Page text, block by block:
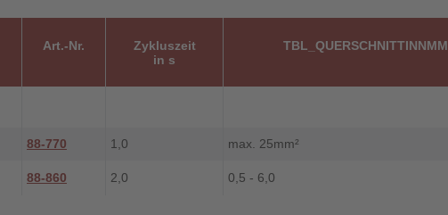
Art.-Nr.
Zykluszeit
in s
TBL_QUERSCHNITTINNMM
88-770 1,0 max. 25mm²
88-860 2,0 0,5 - 6,0